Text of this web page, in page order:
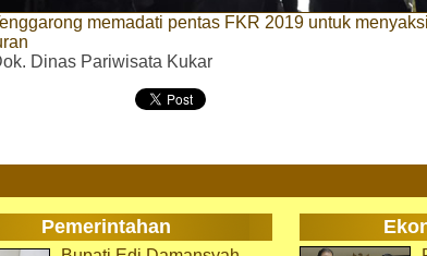
memadati pentas FKR 2019 untuk
Dinas Pariwisata Kukar
Pemerintahan